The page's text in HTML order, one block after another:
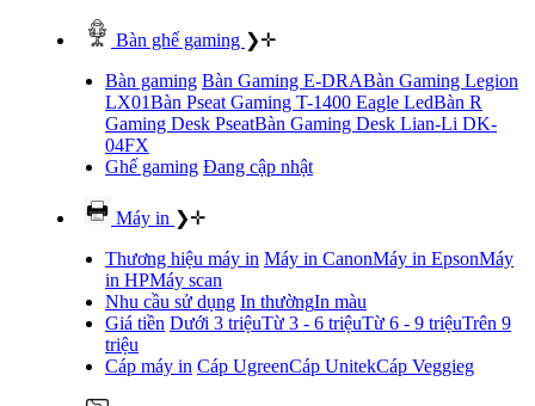
Bàn ghế gaming ❯✛
Bàn gaming Bàn Gaming E-DRABàn Gaming Legion
LX01Bàn Pseat Gaming T-1400 Eagle LedBàn R
Gaming Desk PseatBàn Gaming Desk Lian-Li DK-
04FX
Ghế gaming Đang cập nhật
Máy in ❯✛
Thương hiệu máy in Máy in CanonMáy in EpsonMáy
in HPMáy scan
Nhu cầu sử dụng In thườngIn màu
Giá tiền Dưới 3 triệuTừ 3 - 6 triệuTừ 6 - 9 triệuTrên 9
triệu
Cáp máy in Cáp UgreenCáp UnitekCáp Veggieg